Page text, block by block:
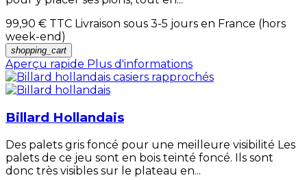
99,90 € TTC Livraison sous 3-5 jours en France (hors
week-end)
shopping_cart
Aperçu rapide Plus d'informations
Billard Hollandais
Des palets gris foncé pour une meilleure visibilité Les
palets de ce jeu sont en bois teinté foncé. Ils sont
donc très visibles sur le plateau en...